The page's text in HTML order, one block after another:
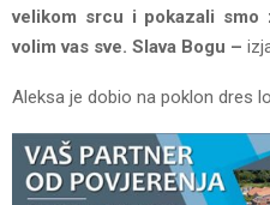
velikom srcu i pokazali smo
volim vas sve. Slava Bogu –
Aleksa je dobio na poklon dres